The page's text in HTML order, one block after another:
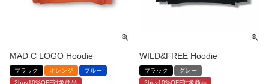
MAD C LOGO Hoodie
ブラック オレンジ
ブルー
2buy10%OFF対象商品
WILD&FREE Hoodie
ブラック
グレー
2buy10%OFF対象商品